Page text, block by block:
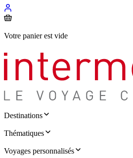
Votre panier est vide
Destinations
Thématiques
Voyages personnalisés